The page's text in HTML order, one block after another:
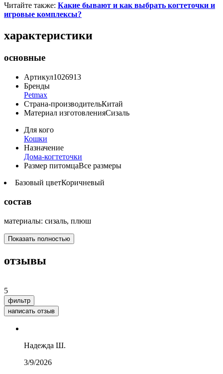
Читайте также: Какие бывают и как выбрать когтеточки и
игровые комплексы?
характеристики
основные
Артикул1026913
Бренды
Petmax
Страна-производительКитай
Материал изготовленияСизаль
Для кого
Кошки
Назначение
Дома-когтеточки
Размер питомцаВсе размеры
Базовый цветКоричневый
состав
материалы: сизаль, плюш
Показать полностью
отзывы
5
фильтр
написать отзыв
Надежда Ш.
3/9/2026